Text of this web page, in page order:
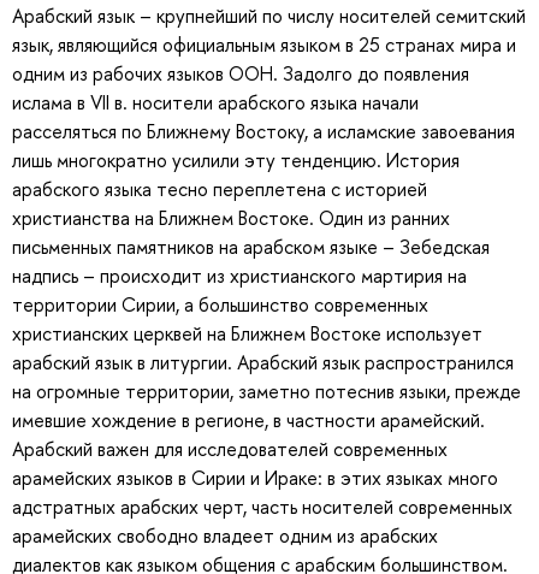
Арабский язык – крупнейший по числу носителей семитский
язык, являющийся официальным языком в 25 странах мира и
одним из рабочих языков ООН. Задолго до появления
ислама в VII в. носители арабского языка начали
расселяться по Ближнему Востоку, а исламские завоевания
лишь многократно усилили эту тенденцию. История
арабского языка тесно переплетена с историей
христианства на Ближнем Востоке. Один из ранних
письменных памятников на арабском языке – Зебедская
надпись – происходит из христианского мартирия на
территории Сирии, а большинство современных
христианских церквей на Ближнем Востоке использует
арабский язык в литургии. Арабский язык распространился
на огромные территории, заметно потеснив языки, прежде
имевшие хождение в регионе, в частности арамейский.
Арабский важен для исследователей современных
арамейских языков в Сирии и Ираке: в этих языках много
адстратных арабских черт, часть носителей современных
арамейских свободно владеет одним из арабских
диалектов как языком общения с арабским большинством.